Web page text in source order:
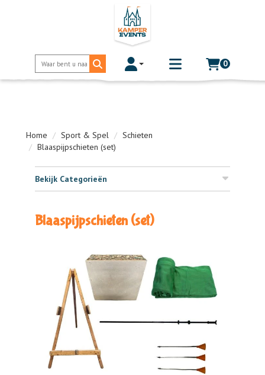
Toggle account dropdown
Toggle
mobile
0
Home Sport & Spel
Schieten
Blaaspijpschieten (set)
Bekijk Categorieën
Blaaspijpschieten (set)